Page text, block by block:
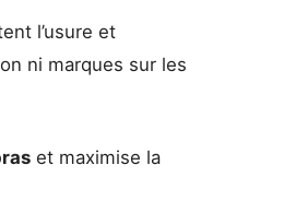
l’usure et
ni marques sur les
et maximise la